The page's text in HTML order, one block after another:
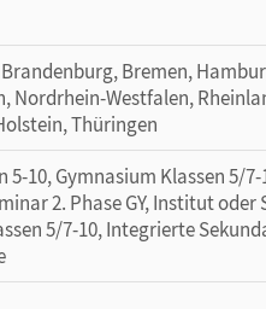
Bremen,
Nordrhein-Westfalen,
Thüringen
5-10, Gymnasium Klassen 5/
2. Phase GY, Institut oder
5/7-10, Integrierte